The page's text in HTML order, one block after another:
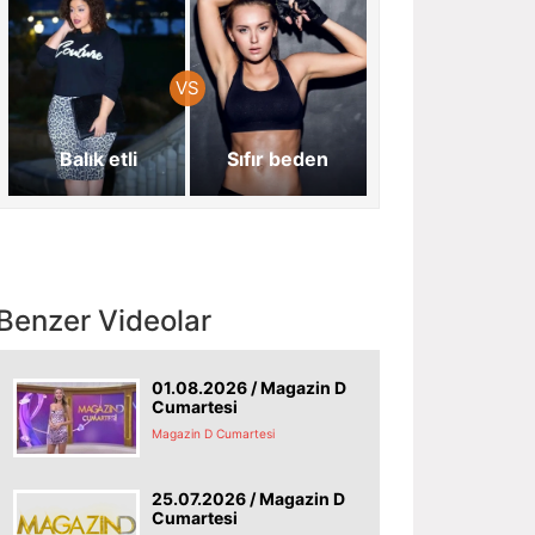
Balık etli Sıfır beden
Videolar
01.08.2026 / Magazin D
Cumartesi
Magazin D Cumartesi
25.07.2026 / Magazin D
Cumartesi